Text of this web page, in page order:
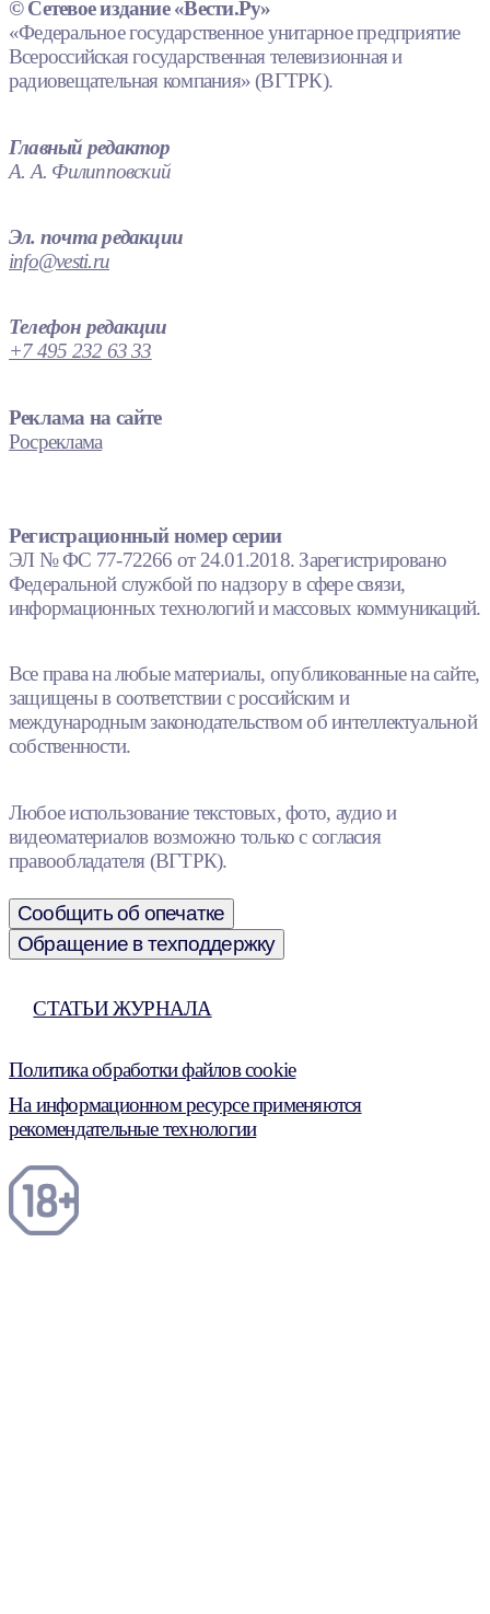
© Сетевое издание «Вести.Ру»
«Федеральное государственное унитарное предприятие
Всероссийская государственная телевизионная и
радиовещательная компания» (ВГТРК).
Главный редактор
А. А. Филипповский
Эл. почта редакции
info@vesti.ru
Телефон редакции
+7 495 232 63 33
Реклама на сайте
Росреклама
Регистрационный номер серии
ЭЛ № ФС 77-72266 от 24.01.2018. Зарегистрировано
Федеральной службой по надзору в сфере связи,
информационных технологий и массовых коммуникаций.
Все права на любые материалы, опубликованные на сайте,
защищены в соответствии с российским и
международным законодательством об интеллектуальной
собственности.
Любое использование текстовых, фото, аудио и
видеоматериалов возможно только с согласия
правообладателя (ВГТРК).
Сообщить об опечатке
Обращение в техподдержку
СТАТЬИ ЖУРНАЛА
Политика обработки файлов cookie
На информационном ресурсе применяются
рекомендательные технологии